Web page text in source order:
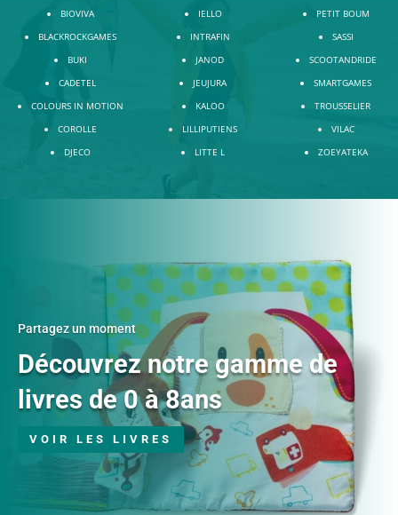
BIOVIVA
BLACKROCKGAMES
BUKI
CADETEL
COLOURS IN MOTION
COROLLE
DJECO
IELLO
INTRAFIN
JANOD
JEUJURA
KALOO
LILLIPUTIENS
LITTE L
PETIT BOUM
SASSI
SCOOTANDRIDE
SMARTGAMES
TROUSSELIER
VILAC
ZOEYATEKA
Partagez un moment
Découvrez notre gamme de
livres de 0 à 8ans
VOIR LES LIVRES